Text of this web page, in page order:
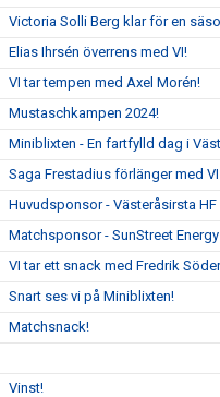
Victoria Solli Berg klar för en
Elias Ihrsén överrens med VI!
VI tar tempen med Axel Morén!
Mustaschkampen 2024!
Miniblixten - En fartfylld dag i
Saga Frestadius förlänger med VI
Huvudsponsor - Västeråsirsta HF
Matchsponsor - SunStreet
VI tar ett snack med Fredrik
Snart ses vi på Miniblixten!
Matchsnack!
Vinst!